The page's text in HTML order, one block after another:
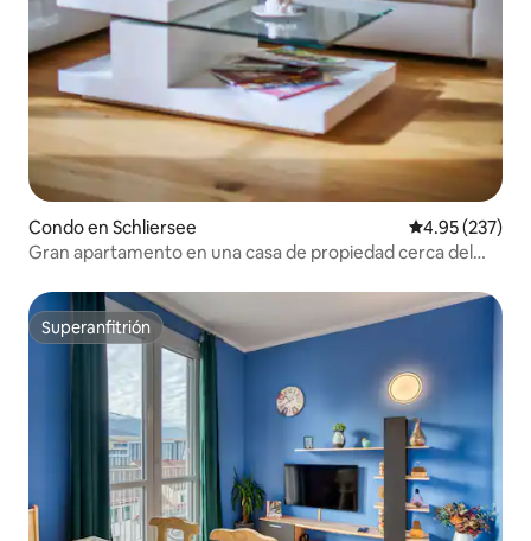
Condo en Schliersee Calificación
4.95 (237)
Gran apartamento en una casa de propiedad cerca del
Superanfitrión
Superanfitrión